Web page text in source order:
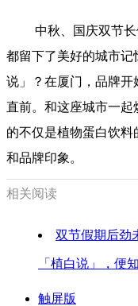
中秋、国庆双节长
都留下了美好的城市记
说」？在厦门，品牌
直前。和这座城市一
的不仅是植物蛋白饮
和品牌印象。
相关阅读
双节假期后劲
「植白说」，便
触屏版